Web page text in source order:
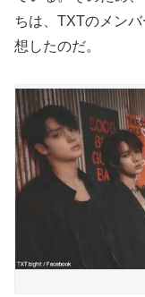
ちは、TXTのメン
想したのだ。